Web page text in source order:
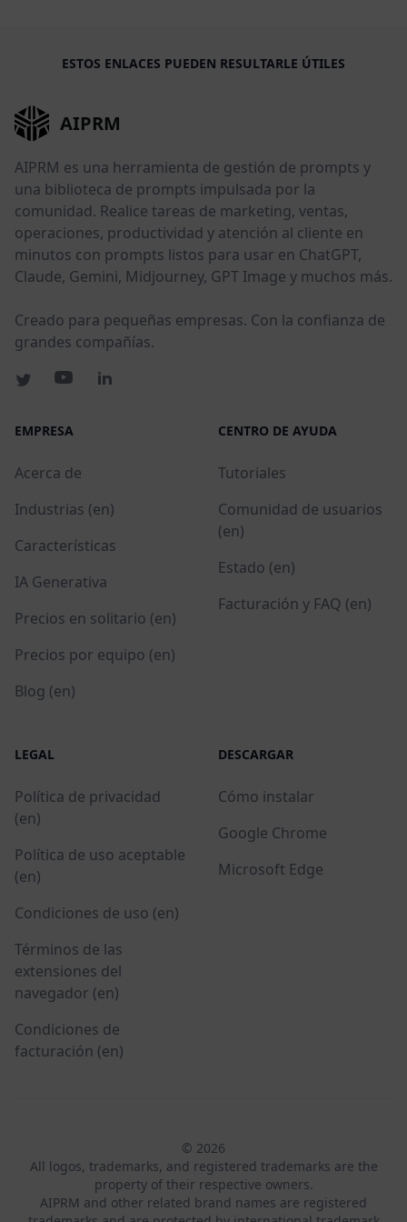
ESTOS ENLACES PUEDEN RESULTARLE ÚTILES
AIPRM
AIPRM es una herramienta de gestión de prompts y
una biblioteca de prompts impulsada por la
comunidad. Realice tareas de marketing, ventas,
operaciones, productividad y atención al cliente en
minutos con prompts listos para usar en ChatGPT,
Claude, Gemini, Midjourney, GPT Image y muchos más.
Creado para pequeñas empresas. Con la confianza de
grandes compañías.
EMPRESA
Acerca de
Industrias (en)
Características
IA Generativa
Precios en solitario (en)
Precios por equipo (en)
Blog (en)
CENTRO DE AYUDA
Tutoriales
Comunidad de usuarios
(en)
Estado (en)
Facturación y FAQ (en)
LEGAL
Política de privacidad
(en)
Política de uso aceptable
(en)
Condiciones de uso (en)
Términos de las
extensiones del
navegador (en)
Condiciones de
facturación (en)
DESCARGAR
Cómo instalar
Google Chrome
Microsoft Edge
© 2026
All logos, trademarks, and registered trademarks are the
property of their respective owners.
AIPRM and other related brand names are registered